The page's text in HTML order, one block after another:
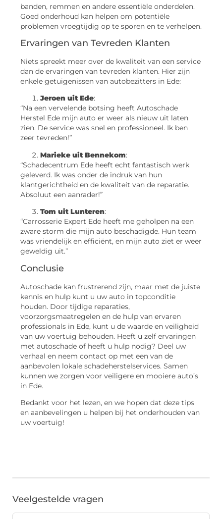
banden, remmen en andere essentiële onderdelen.
Goed onderhoud kan helpen om potentiële
problemen vroegtijdig op te sporen en te verhelpen.
Ervaringen van Tevreden Klanten
Niets spreekt meer over de kwaliteit van een service
dan de ervaringen van tevreden klanten. Hier zijn
enkele getuigenissen van autobezitters in Ede:
Jeroen uit Ede:
“Na een vervelende botsing heeft Autoschade
Herstel Ede mijn auto er weer als nieuw uit laten
zien. De service was snel en professioneel. Ik ben
zeer tevreden!”
Marieke uit Bennekom:
“Schadecentrum Ede heeft echt fantastisch werk
geleverd. Ik was onder de indruk van hun
klantgerichtheid en de kwaliteit van de reparatie.
Absoluut een aanrader!”
Tom uit Lunteren:
“Carrosserie Expert Ede heeft me geholpen na een
zware storm die mijn auto beschadigde. Hun team
was vriendelijk en efficiënt, en mijn auto ziet er weer
geweldig uit.”
Conclusie
Autoschade kan frustrerend zijn, maar met de juiste
kennis en hulp kunt u uw auto in topconditie
houden. Door tijdige reparaties,
voorzorgsmaatregelen en de hulp van ervaren
professionals in Ede, kunt u de waarde en veiligheid
van uw voertuig behouden. Heeft u zelf ervaringen
met autoschade of heeft u hulp nodig? Deel uw
verhaal en neem contact op met een van de
aanbevolen lokale schadeherstelservices. Samen
kunnen we zorgen voor veiligere en mooiere auto’s
in Ede.
Bedankt voor het lezen, en we hopen dat deze tips
en aanbevelingen u helpen bij het onderhouden van
uw voertuig!
Veelgestelde vragen